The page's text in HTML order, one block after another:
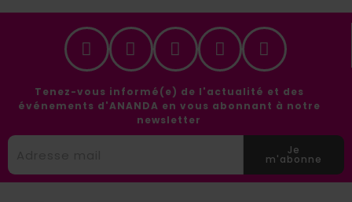
Tenez-vous informé(e) de l'actualité et des
événements d'ANANDA en vous abonnant à notre
newsletter
Je
m'abonne